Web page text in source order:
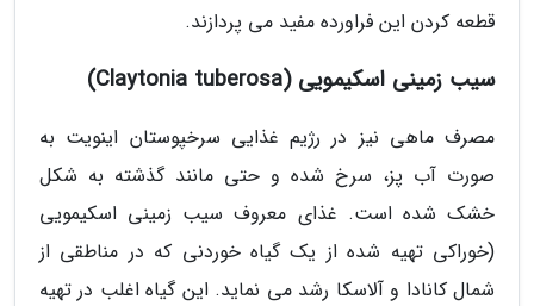
قطعه کردن این فراورده مفید می پردازند.
سیب زمینی اسکیمویی (Claytonia tuberosa)
مصرف ماهی نیز در رژیم غذایی سرخپوستان اینویت به
صورت آب پز، سرخ شده و حتی مانند گذشته به شکل
خشک شده است. غذای معروف سیب زمینی اسکیمویی
(خوراکی تهیه شده از یک گیاه خوردنی که در مناطقی از
شمال کانادا و آلاسکا رشد می نماید. این گیاه اغلب در تهیه